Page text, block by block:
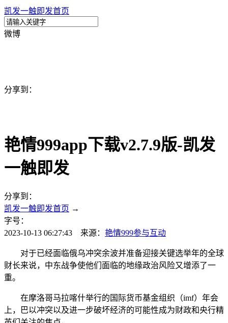
凯发一触即发首页
微博
分享到：
艳情999app下载v2.7.9版-凯发
一触即发
分享到：
凯发一触即发首页 →
字号：
2023-10-13 06:27:43 来源： 艳情999参与互动
对于已经面临俄乌冲突余波并准备迎接关键选举年的全球
财长来说，中东战争使他们面临的地缘政治风险又增添了一
重。
在摩洛哥马拉喀什举行的国际货币基金组织（imf）年会
上，巴以冲突以及进一步破坏经济的可能性成为财政和央行精